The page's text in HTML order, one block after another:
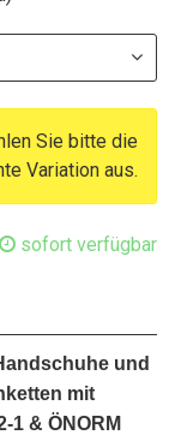
Sie bitte die
Variation aus.
sofort verfügbar
und
mit
1 & ÖNORM